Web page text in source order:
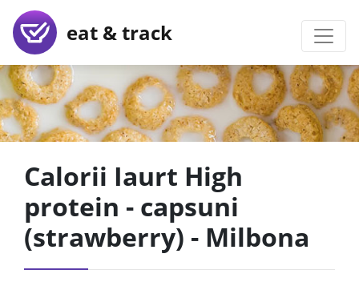
eat & track
Calorii Iaurt High
protein - capsuni
(strawberry) - Milbona